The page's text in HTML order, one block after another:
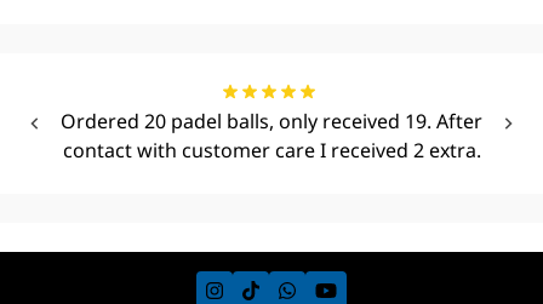
Ordered 20 padel balls, only received 19. After
contact with customer care I received 2 extra.